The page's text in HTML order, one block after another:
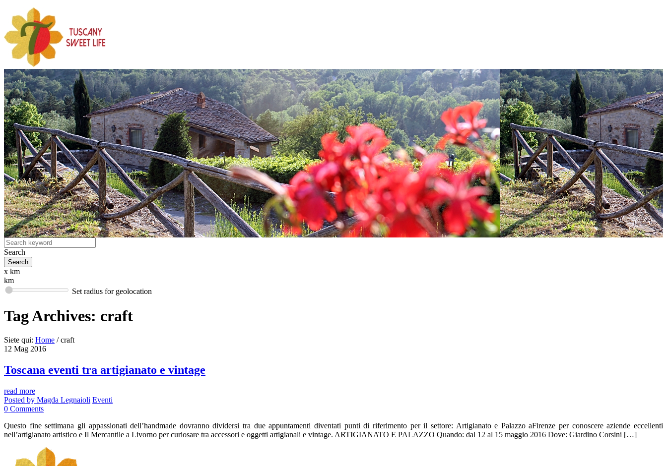
Search
x km
km
Set radius for geolocation
Tag Archives: craft
Siete qui: Home / craft
12 Mag 2016
Toscana eventi tra artigianato e vintage
read more
Posted by Magda Legnaioli Eventi
0 Comments
Questo fine settimana gli appassionati dell’handmade dovranno dividersi tra due appuntamenti diventati punti di riferimento per il settore: Artigianato e Palazzo aFirenze per conoscere aziende eccellenti
nell’artigianato artistico e Il Mercantile a Livorno per curiosare tra accessori e oggetti artigianali e vintage. ARTIGIANATO E PALAZZO Quando: dal 12 al 15 maggio 2016 Dove: Giardino Corsini […]